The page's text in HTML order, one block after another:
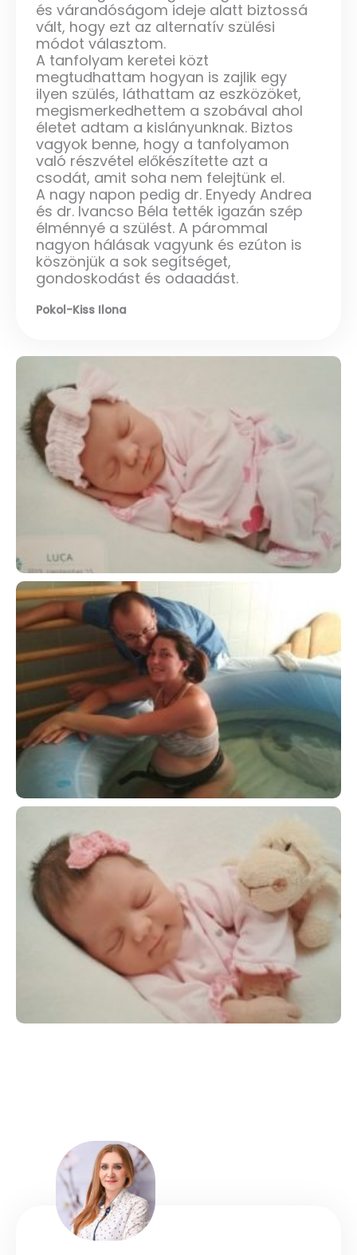
és várandóságom ideje alatt biztossá
vált, hogy ezt az alternatív szülési
módot választom.
A tanfolyam keretei közt
megtudhattam hogyan is zajlik egy
ilyen szülés, láthattam az eszközöket,
megismerkedhettem a szobával ahol
életet adtam a kislányunknak. Biztos
vagyok benne, hogy a tanfolyamon
való részvétel előkészítette azt a
csodát, amit soha nem felejtünk el.
A nagy napon pedig dr. Enyedy Andrea
és dr. Ivancso Béla tették igazán szép
élménnyé a szülést. A párommal
nagyon hálásak vagyunk és ezúton is
köszönjük a sok segítséget,
gondoskodást és odaadást.
Pokol-Kiss Ilona